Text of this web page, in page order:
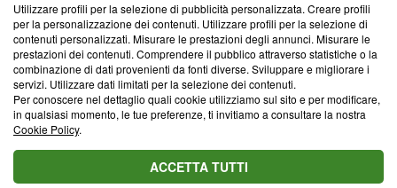
Redazione
Informativa Privacy
Cookie Policy
Blasting SA, IDI CHE-247.845.224, Via Carlo Frasca, 3 - 6900
Lugano (Svizzera) Tel:+39 0690258937
© 2026 Blasting News
Utilizzare profili per la selezione di pubblicità personalizzata. Creare profili
per la personalizzazione dei contenuti. Utilizzare profili per la selezione di
contenuti personalizzati. Misurare le prestazioni degli annunci. Misurare le
prestazioni dei contenuti. Comprendere il pubblico attraverso statistiche o la
combinazione di dati provenienti da fonti diverse. Sviluppare e migliorare i
servizi. Utilizzare dati limitati per la selezione dei contenuti.
Per conoscere nel dettaglio quali cookie utilizziamo sul sito e per modificare,
in qualsiasi momento, le tue preferenze, ti invitiamo a consultare la nostra
Cookie Policy.
ACCETTA TUTTI